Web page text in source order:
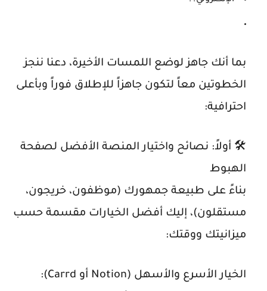
بما أنك جاهز لوضع اللمسات الأخيرة، دعنا ننجز
الخطوتين معاً لتكون جاهزاً للإطلاق فوراً وبأعلى
احترافية:
🛠️ أولاً: نصائح واختيار المنصة الأفضل لصفحة
الهبوط
بناءً على طبيعة جمهورك (موظفون، خريجون،
مستقلون)، إليك أفضل الخيارات مقسمة حسب
ميزانيتك ووقتك:
الخيار الأسرع والأسهل (Notion أو Carrd
):